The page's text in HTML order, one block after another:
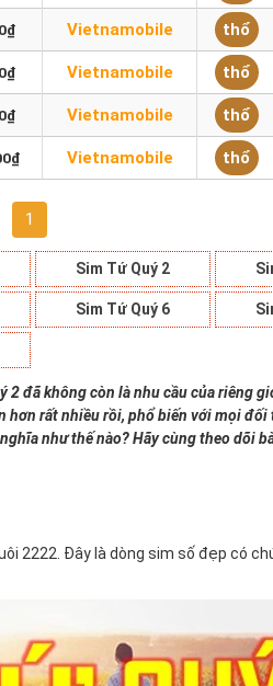
Vietnamobile thổ
Vietnamobile thổ
Vietnamobile thổ
Vietnamobile thổ
1
Sim Tứ Quý 2
Sim Tứ Quý 6
đã không còn là nhu cầu của riêng
hơn rất nhiều rồi, phổ biến với mọi đối
như thế nào? Hãy cùng theo dõi
2222. Đây là dòng sim số đẹp có